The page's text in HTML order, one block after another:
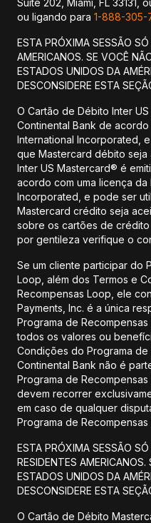
ou ligando para 1-888-305-
ESTA PRÓXIMA SESSÃO SÓ
AMERICANOS. SE VOCÊ
ESTADOS UNIDOS DA
DESCONSIDERE ESTA
O Cartão de Débito Inter
Continental Bank de
International Incorporated,
que Mastercard débito
Inter US Mastercard® é
acordo com uma licença da
Incorporated, e pode ser
Mastercard crédito seja
sobre os cartões de crédito
por gentileza verifique o
Se um cliente participar do
Loop, além dos Termos e
Recompensas Loop, ele
Payments, Inc. é a única
Programa de
todos os valores ou
Condições do Programa de
Continental Bank não é
Programa de
devem recorrer
em caso de qualquer
Programa de Recompensas
ESTA PRÓXIMA SESSÃO
RESIDENTES
ESTADOS UNIDOS DA
DESCONSIDERE ESTA
O Cartão de Débito